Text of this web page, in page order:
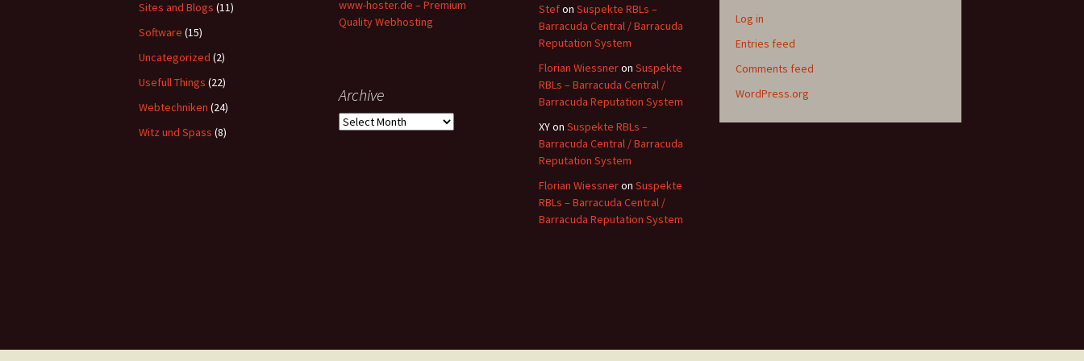
Log in
Entries feed
Comments feed
WordPress.org
www-hoster.de – Premium
Quality Webhosting
Sites and Blogs (11)
Software (15)
Uncategorized (2)
Usefull Things (22)
Webtechniken (24)
Witz und Spass (8)
Stefon Suspekte RBLs –
Barracuda Central / Barracuda
Reputation System
Florian Wiessneron Suspekte
RBLs – Barracuda Central /
Barracuda Reputation System
XYon Suspekte RBLs –
Barracuda Central / Barracuda
Reputation System
Florian Wiessneron Suspekte
RBLs – Barracuda Central /
Barracuda Reputation System
Archive
Archive